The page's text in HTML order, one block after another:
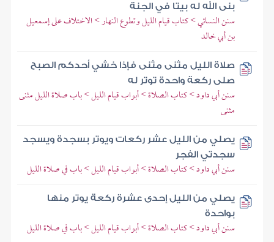
بنى الله له بيتا في الجنة
سنن النسائي > كتاب قيام الليل وتطوع النهار > الاختلاف على إسمعيل
بن أبي خالد
صلاة الليل مثنى مثنى فإذا خشي أحدكم الصبح
صلى ركعة واحدة توتر له
سنن أبي داود > كتاب الصلاة > أبواب قيام الليل > باب صلاة الليل مثنى
مثنى
يصلي من الليل عشر ركعات ويوتر بسجدة ويسجد
سجدتي الفجر
سنن أبي داود > كتاب الصلاة > أبواب قيام الليل > باب في صلاة الليل
يصلي من الليل إحدى عشرة ركعة يوتر منها
بواحدة
سنن أبي داود > كتاب الصلاة > أبواب قيام الليل > باب في صلاة الليل